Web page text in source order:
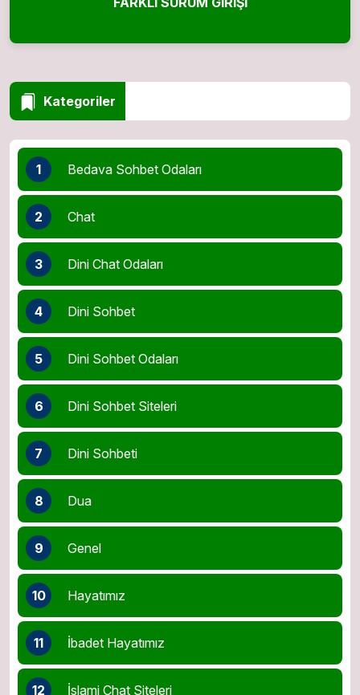
Kategoriler
1 Bedava Sohbet Odaları
2 Chat
3 Dini Chat Odaları
4 Dini Sohbet
5 Dini Sohbet Odaları
6 Dini Sohbet Siteleri
7 Dini Sohbeti
8 Dua
9 Genel
10 Hayatımız
11 İbadet Hayatımız
12 İslami Chat Siteleri